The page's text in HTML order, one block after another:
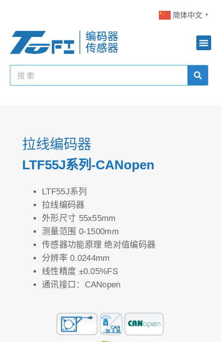
简体中文 ▼
拉线编码器
LTF55J系列-CANopen
LTF55J系列
拉线编码器
外形尺寸 55x55mm
测量范围 0-1500mm
传感器功能原理 绝对值编码器
分辨率 0.0244mm
线性精度 ±0.05%FS
通讯接口：CANopen